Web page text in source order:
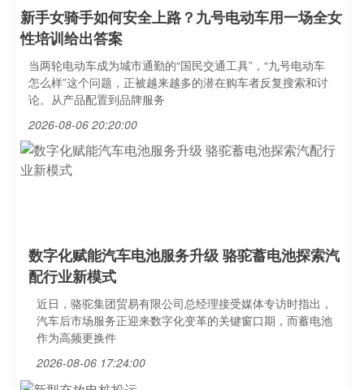
新手女骑手如何安全上路？九号电动车用一场全女
性培训给出答案
当两轮电动车成为城市通勤的“国民交通工具”，“九号电动车
怎么样”这个问题，正被越来越多的潜在购车者反复搜索和讨
论。从产品配置到品牌服务
2026-08-06 20:20:00
数字化赋能汽车电池服务升级 骆驼蓄电池探索汽
配行业新模式
近日，骆驼集团贸易有限公司总经理接受媒体专访时指出，
汽车后市场服务正迎来数字化变革的关键窗口期，而蓄电池
作为高频更换件
2026-08-06 17:24:00